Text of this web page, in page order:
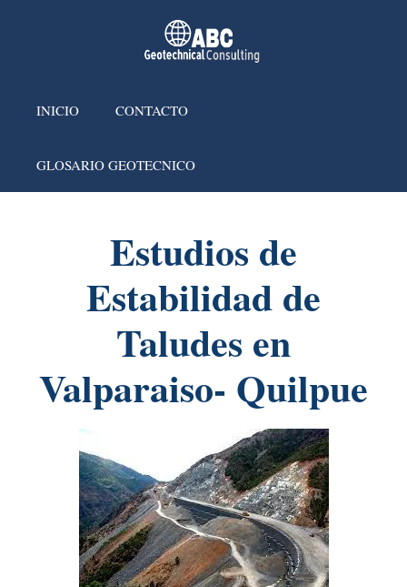
INICIO CONTACTO
GLOSARIO GEOTECNICO
Estudios de
Estabilidad de
Taludes en
Valparaiso- Quilpue